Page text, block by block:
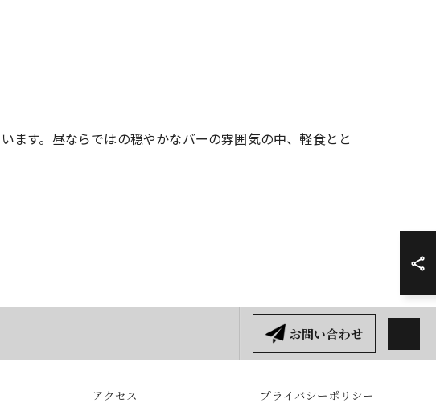
ます。昼ならではの穏やかなバーの雰囲気の中、軽食とと
お問い合わせ
アクセス
プライバシーポリシー